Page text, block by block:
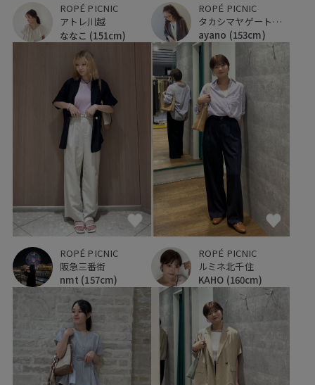
ROPÉ PICNIC
アトレ川越
ななこ (151cm)
ROPÉ PICNIC
タカシマヤゲートタワーモール
ayano (153cm)
ROPÉ PICNIC
阪急三番街
nmt (157cm)
ROPÉ PICNIC
ルミネ北千住
KAHO (160cm)